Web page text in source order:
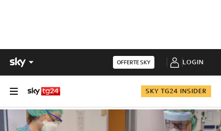
OFFERTE SKY LOGIN
SKY TG24 INSIDER